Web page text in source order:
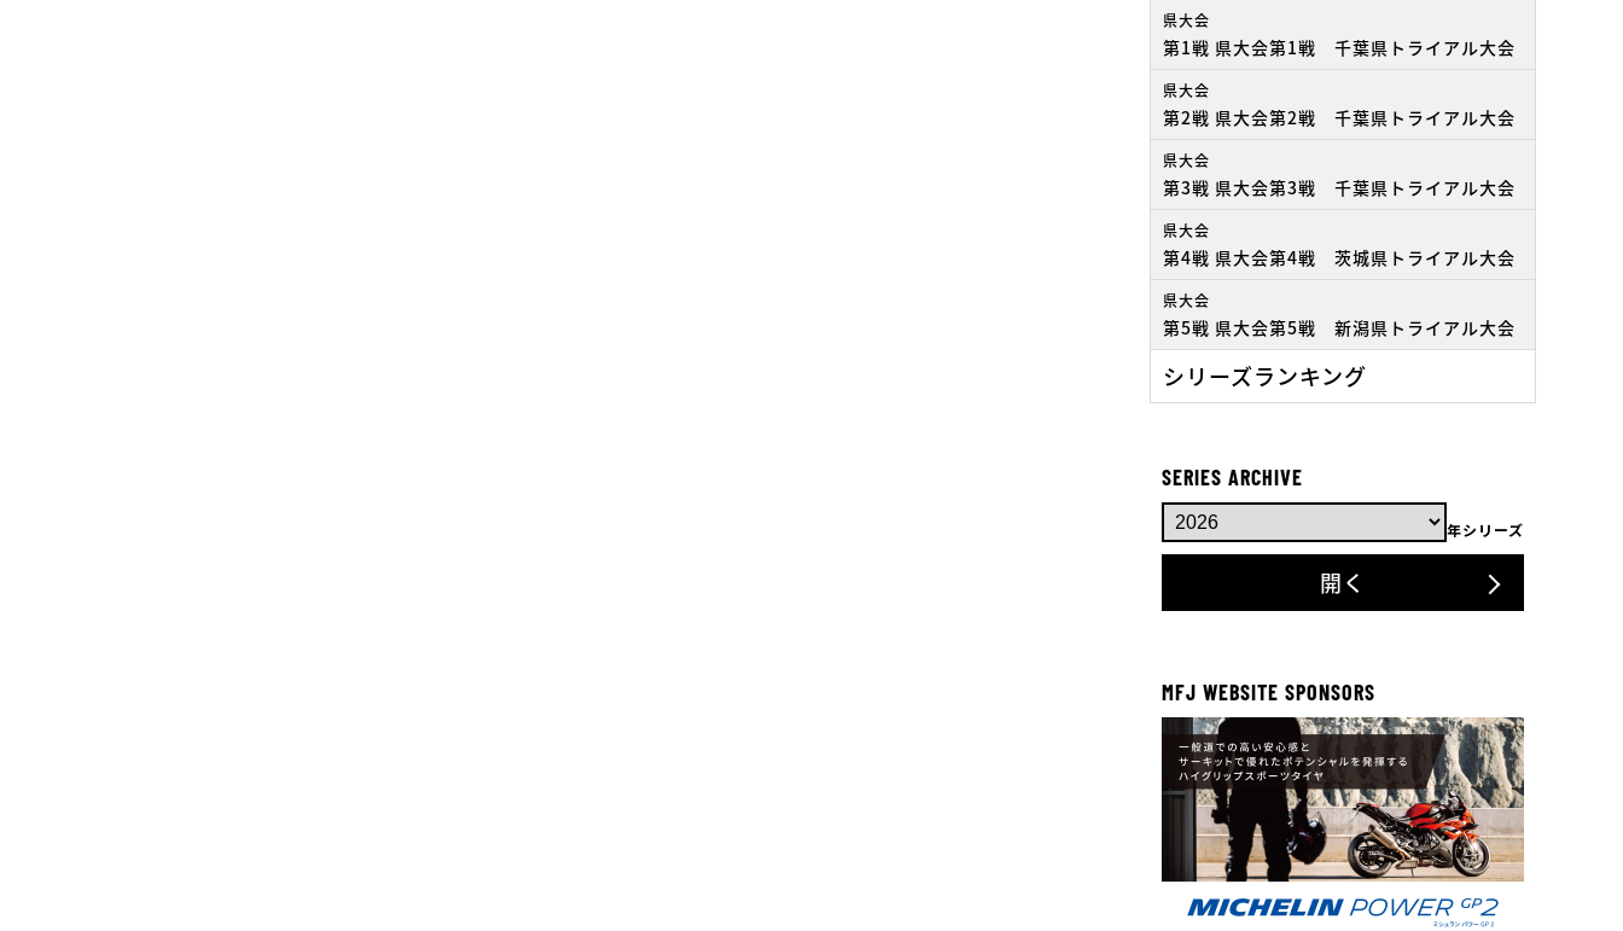
県大会
第1戦 県大会第1戦 千葉県トライアル大会
県大会
第2戦 県大会第2戦 千葉県トライアル大会
県大会
第3戦 県大会第3戦 千葉県トライアル大会
県大会
第4戦 県大会第4戦 茨城県トライアル大会
県大会
第5戦 県大会第5戦 新潟県トライアル大会
シリーズランキング
SERIES ARCHIVE
年シリーズ
開く
MFJ WEBSITE SPONSORS